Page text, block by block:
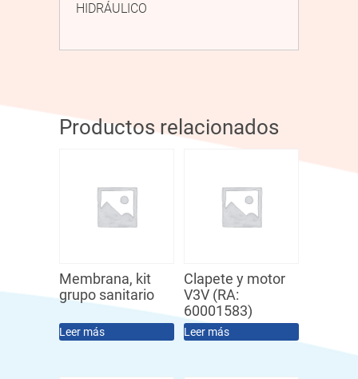
HIDRÁULICO
Productos relacionados
Membrana, kit
grupo sanitario
Leer más
Clapete y motor
V3V (RA:
60001583)
Leer más